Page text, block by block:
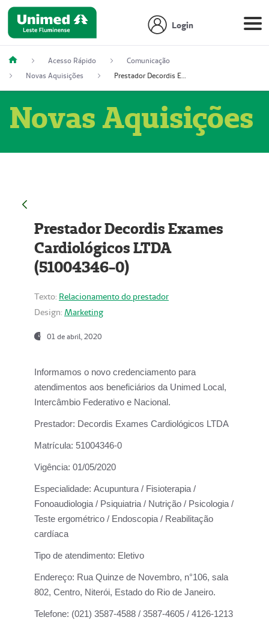
Login
Acesso Rápido
Comunicação
Novas Aquisições
Prestador Decordis Exames Cardiológicos LTDA (51004346-0)
Novas Aquisições
Prestador Decordis Exames
Cardiológicos LTDA
(51004346-0)
Texto: Relacionamento do prestador
Design: Marketing
01 de abril, 2020
Informamos o novo credenciamento para
atendimentos aos beneficiários da Unimed Local,
Intercâmbio Federativo e Nacional.
Prestador: Decordis Exames Cardiológicos LTDA
Matrícula: 51004346-0
Vigência: 01/05/2020
Especialidade: Acupuntura / Fisioterapia /
Fonoaudiologia / Psiquiatria / Nutrição / Psicologia /
Teste ergométrico / Endoscopia / Reabilitação
cardíaca
Tipo de atendimento: Eletivo
Endereço: Rua Quinze de Novembro, n°106, sala
802, Centro, Niterói, Estado do Rio de Janeiro.
Telefone: (021) 3587-4588 / 3587-4605 / 4126-1213